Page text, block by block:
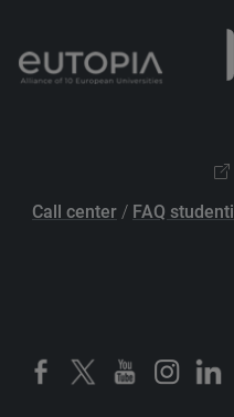
Call center / FAQ studenti